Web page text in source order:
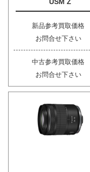
新品参考買取価格
お問合せ下さい
中古参考買取価格
お問合せ下さい